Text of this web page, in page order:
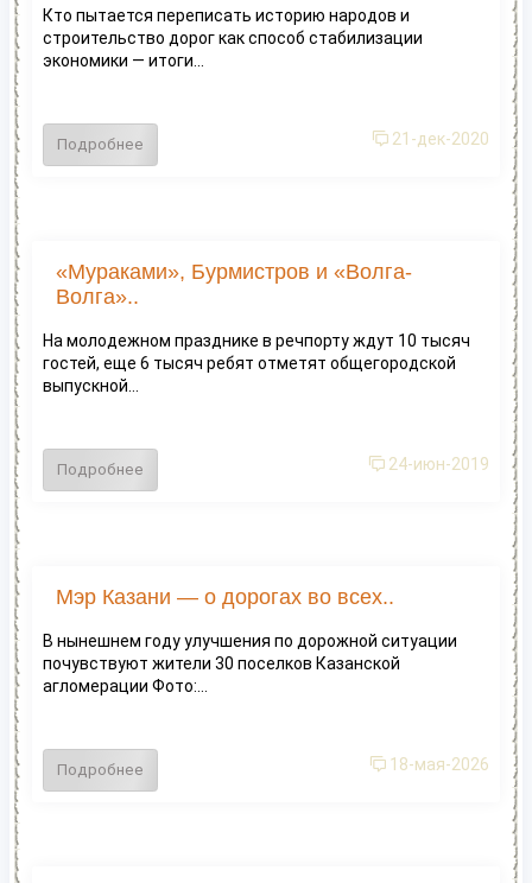
Кто пытается переписать историю народов и
строительство дорог как способ стабилизации
экономики — итоги...
Подробнее 21-дек-2020
«Мураками», Бурмистров и «Волга-
Волга»..
На молодежном празднике в речпорту ждут 10 тысяч
гостей, еще 6 тысяч ребят отметят общегородской
выпускной...
Подробнее 24-июн-2019
Мэр Казани — о дорогах во всех..
В нынешнем году улучшения по дорожной ситуации
почувствуют жители 30 поселков Казанской
агломерации Фото:...
Подробнее 18-мая-2026